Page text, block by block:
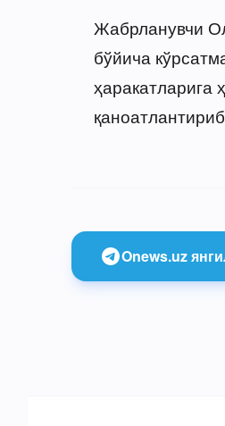
Жабрланувчи
бўйича
ҳаракатларига
Onews.uz